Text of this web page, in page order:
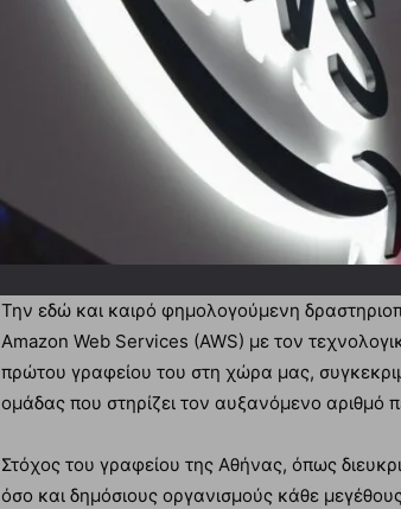
Την εδώ και καιρό φημολογούμενη
Amazon Web Services (AWS) με τον
πρώτου γραφείου του στη χώρα μας,
ομάδας που στηρίζει τον αυξανόμενο
Στόχος του γραφείου της Αθήνας, όπως
όσο και δημόσιους οργανισμούς κάθε